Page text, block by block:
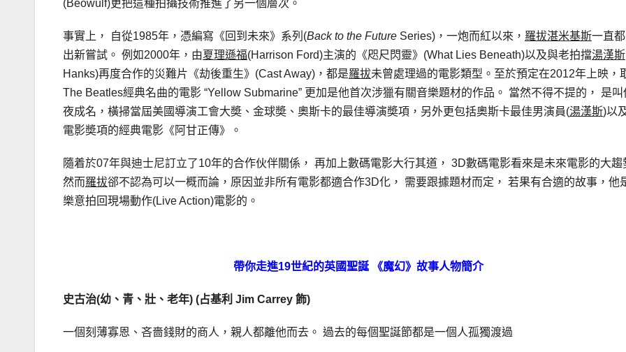
(Beowulf)更把這種拍攝技術推進了另一個層次。
事實上， 自從1985年，憑編寫《回到未來》系列(Back to the Future Series)，一炮而紅以來， 羅拔湛米基斯一直
出新嘗試。 例如2000年，由夏理遜福(Harrison Ford)主演的《咫尺閃靈》(What Lies Beneath)以及與老拍擋湯漢斯
Hanks)再度合作的災難片《劫後重生》(Cast Away)，都是羅拔未曾處理過的電影類型。至於預定在2012年上映，
The Beatles經典名曲的電影 “Yellow Submarine” 更加是他首次涉獵有關音樂題材的作品。 當然不得不提的， 是叫
夜成名，橫掃當屆美國導演工會大奬、金球奬、奧斯卡的最佳導演奬項，另外更包括奧斯卡最佳男演員(湯漢斯)以
電影奬項的經典電影《阿甘正傳》。
隨着於07年與迪士尼訂立了10年的合作伙伴關係， 再加上數碼電影大行其道， 3D數碼電影看來是未來電影的大趨
然而羅拔郤不認為可以一概而論，原因並非所有電影都適合作3D化， 需要跟據題材而定， 若果有合適的故事，他
樂意拍回現場動作(Live Action)電影的。
帶你走進19世紀的英國聖誕 《魔幻》故事人物簡介
史古治(幼、青、壯、老年) (占基利 Jim Carrey 飾)
一個刻薄寡恩、吝嗇錢財的商人，親人都離他而去。 過去的每個聖誕節都是一個人孤獨渡過